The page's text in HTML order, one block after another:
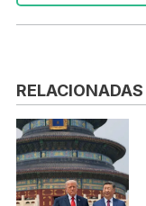
RELACIONADAS